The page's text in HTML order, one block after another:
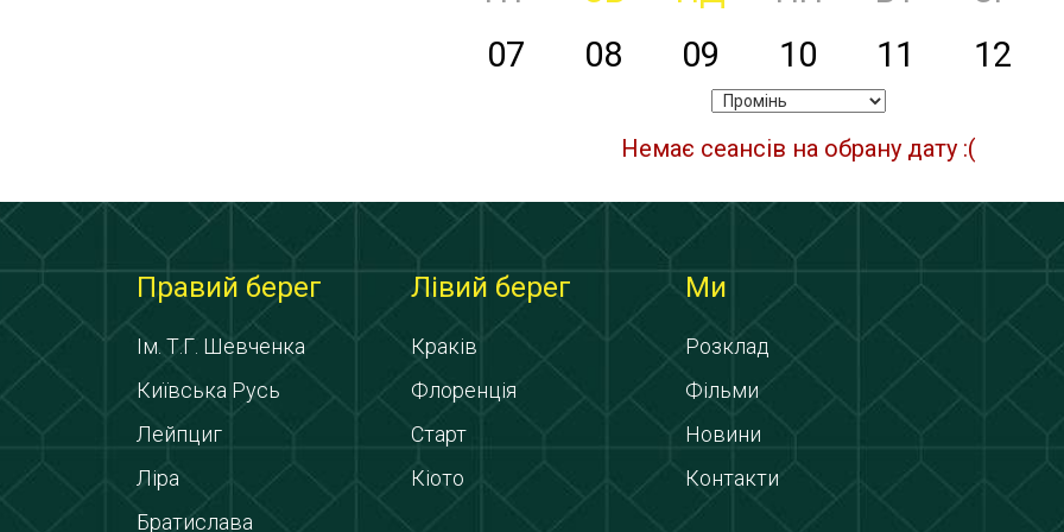
07
08 09 10 11 12
Немає сеансів на обрану дату :(
Правий берег
Ім. Т.Г. Шевченка
Київська Русь
Лейпциг
Ліра
Братислава
Лівий берег
Краків
Флоренція
Старт
Кіото
Ми
Розклад
Фільми
Новини
Контакти